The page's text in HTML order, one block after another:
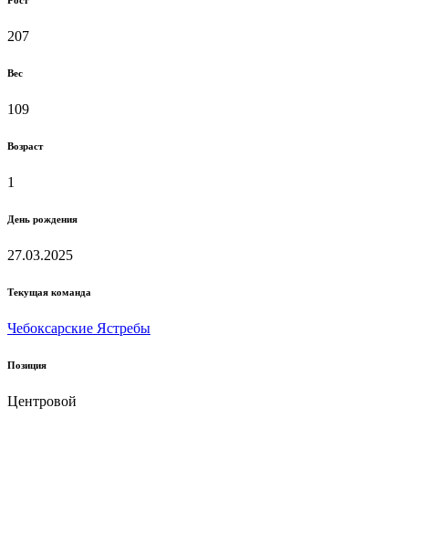
207
Вес
109
Возраст
1
День рождения
27.03.2025
Текущая команда
Чебоксарские Ястребы
Позиция
Центровой